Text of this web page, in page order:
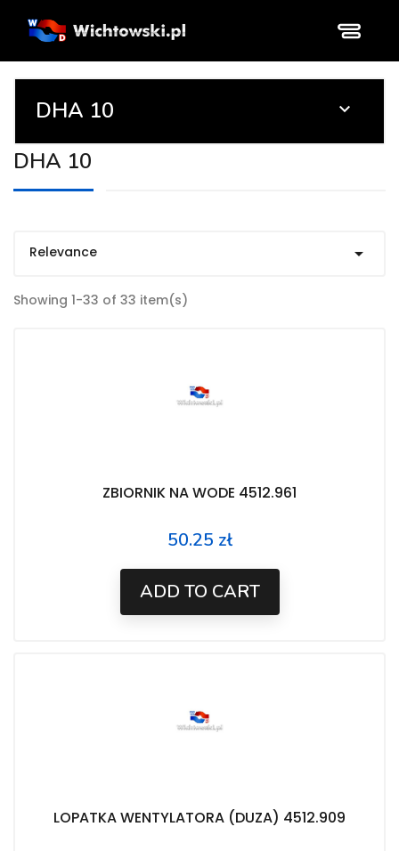
DHA 10 
DHA 10
Relevance 
Showing 1-33 of 33 item(s)
ZBIORNIK NA WODE 4512.961
Price
50.25 zł
ADD TO CART
LOPATKA WENTYLATORA (DUZA) 4512.909